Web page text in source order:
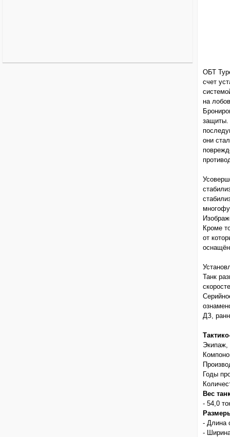
ОБТ
счет
на
защиты.
они
Кроме
от
Танк
ДЗ,
Экипаж,
Годы
Вес
- 54,0
- Длина
-